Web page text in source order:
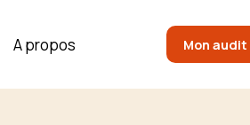
A propos Mon